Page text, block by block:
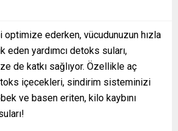
ederken, vücudunuzun hızla
yardımcı detoks suları,
de katkı sağlıyor. Özellikle aç
içecekleri, sindirim sisteminizi
ve basen eriten, kilo kaybını